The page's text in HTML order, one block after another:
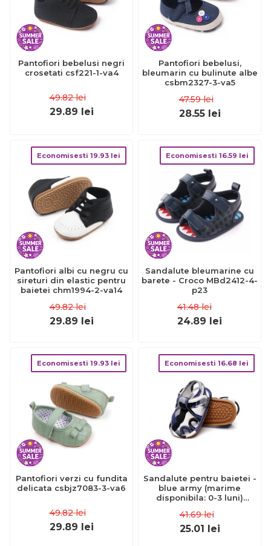
Pantofiori bebelusi negri
crosetati csf221-1-va4
49.82 lei
29.89 lei
Pantofiori bebelusi,
bleumarin cu bulinute albe
csbm2327-3-va5
47.59 lei
28.55 lei
Economisesti 19.93 lei
Pantofiori albi cu negru cu
sireturi din elastic pentru
baietei chm1994-2-va14
49.82 lei
29.89 lei
Economisesti 16.59 lei
Sandalute bleumarine cu
barete - Croco MBd2412-4-
p23
41.48 lei
24.89 lei
Economisesti 19.93 lei
Pantofiori verzi cu fundita
delicata csbjz7083-3-va6
49.82 lei
29.89 lei
Economisesti 16.68 lei
Sandalute pentru baietei -
blue army (marime
disponibila: 0-3 luni)
41.69 lei
25.01 lei